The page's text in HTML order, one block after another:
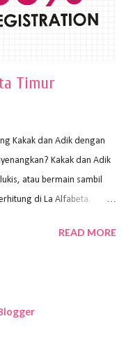
Timur
Kakak dan Adik dengan
Kakak dan Adik
atau bermain sambil
di La Alfabeta.
fun, La Alfabeta
class lho! Cek
READ MORE